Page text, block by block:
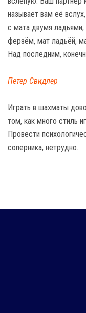
называет вам её
с мата двумя
ферзём, мат ладьёй,
Над последним,
Петер Свидлер
Играть в шахматы
том, как много стиль
Провести
соперника, нетрудно.